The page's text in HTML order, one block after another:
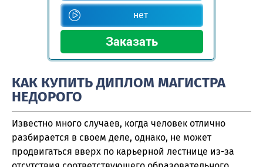
нет
КАК КУПИТЬ ДИПЛОМ МАГИСТРА
НЕДОРОГО
Известно много случаев, когда человек отлично
разбирается в своем деле, однако, не может
продвигаться вверх по карьерной лестнице из-за